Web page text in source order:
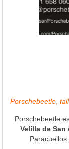
Porschebeetle,
Porschebeetle
Velilla de San